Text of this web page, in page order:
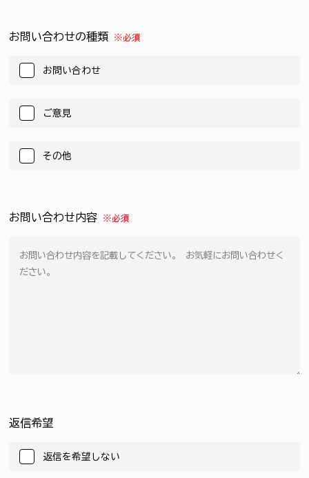
お問い合わせの種類 ※必須
お問い合わせ
ご意見
その他
お問い合わせ内容 ※必須
返信希望
返信を希望しない